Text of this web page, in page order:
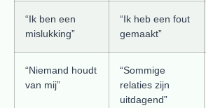
“Ik ben een
mislukking”
“Ik heb een fout
gemaakt”
“Niemand houdt
van mij”
“Sommige
relaties zijn
uitdagend”